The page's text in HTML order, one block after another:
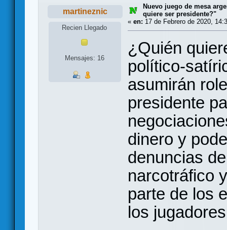
martineznic
Recien Llegado
Mensajes: 16
Nuevo juego de mesa
quiere ser presidente?"
« en: 17 de Febrero de 2020,
¿Quién
político-
asumirán
presidente
dinero y
denuncias
narcotráfico
parte de los
los